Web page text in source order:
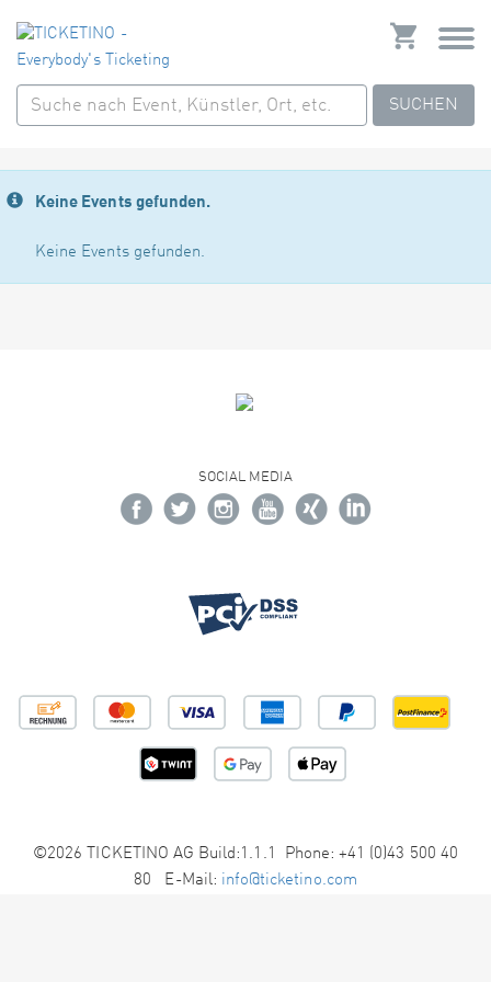
SUCHEN
Keine Events gefunden.
Keine Events gefunden.
SOCIAL MEDIA
©2026 TICKETINO AG Build:1.1.1 Phone: +41 (0)43 500 40
80 E-Mail: info@ticketino.com